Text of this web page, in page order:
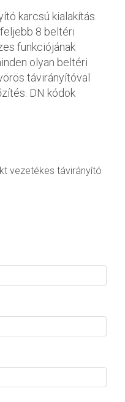
karcsú kialakítás.
8 beltéri
funkciójának
olyan beltéri
távirányítóval
DN kódok
vezetékes távirányító